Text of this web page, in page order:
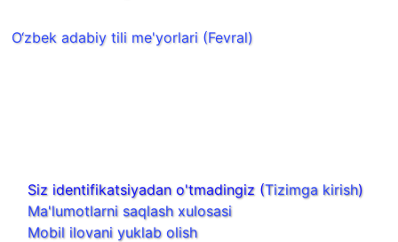
O‘zbek adabiy tili me'yorlari (Fevral)
Siz identifikatsiyadan o'tmadingiz (Tizimga kirish)
Ma'lumotlarni saqlash xulosasi
Mobil ilovani yuklab olish